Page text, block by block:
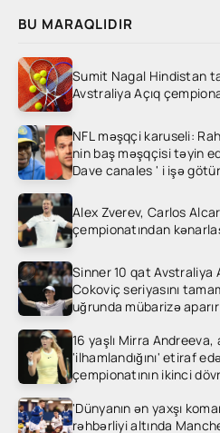
BU MARAQLIDIR
Sumit Nagal Hindistan
Avstraliya Açıq
NFL məşqçi karuseli:
nin baş məşqçisi təyin
Dave canales ' i işə
Alex Zverev, Carlos
çempionatından
Sinner 10 qat Avstraliya
Cokoviç seriyasını
uğrunda mübarizə aparır
16 yaşlı Mirra Andreeva,
'ilhamlandığını' etiraf
çempionatının ikinci
'Dünyanın ən yaxşı
rəhbərliyi altında